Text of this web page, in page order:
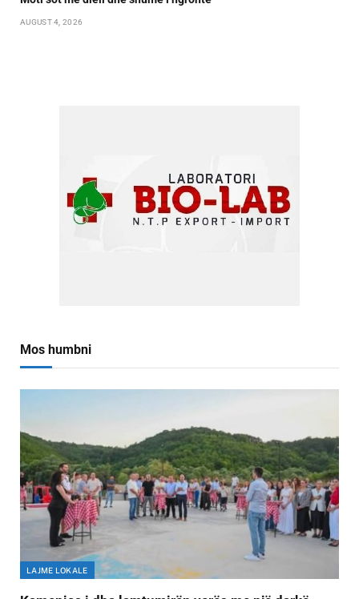
AUGUST 4, 2026
Mos humbni
LAJME LOKALE